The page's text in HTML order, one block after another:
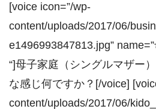
[voice icon=”/wp-
content/uploads/2017/06/
e1496993847813.jpg”
“]母子家庭（シングルマザー
な感じ何ですか？[/voice]
content/uploads/2017/06/